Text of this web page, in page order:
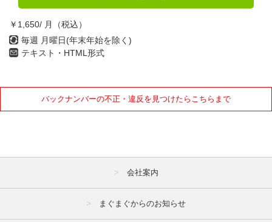
￥1,650/ 月（税込）
毎週 月曜日(年末年始を除く)
テキスト・HTML形式
バックナンバーの不正・違反を見つけたらこちらまで
会社案内
まぐまぐからのお知らせ